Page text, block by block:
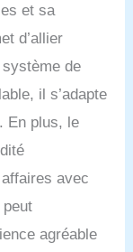
et sa
d’allier
de
il s’adapte
En plus, le
avec
agréable